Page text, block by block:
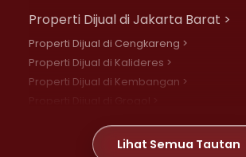
Properti Dijual di Jakarta Barat >
Properti Dijual di Cengkareng >
Properti Dijual di Kalideres >
Properti Dijual di Kembangan >
Properti Dijual di Meruya >Lihat Semua Tautan